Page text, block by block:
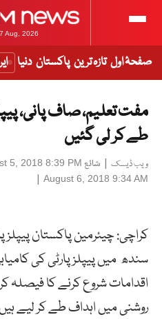
7 Aug, 2026
صفحۂ اول تازہ ترین پاکستان دنیا
مفت تعلیم، صاف پانی،
طے کر لی گئیں
ویب ڈیسک | شائع 5, 2018 8:39 PM
August 6, 2018 9:34 AM
|
کراچی: چیئرمین پاکستان پیپلز
سندھ میں پیپلز پارٹی کی
اقدامات شروع کرنے کا فیصلہ
روشنی میں اہداف طے کر لیے